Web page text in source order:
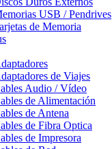
USB / Pendrives
de Memoria
de Viajes
Audio / Vídeo
de Alimentación
de Antena
de Fibra Optica
de Impresora